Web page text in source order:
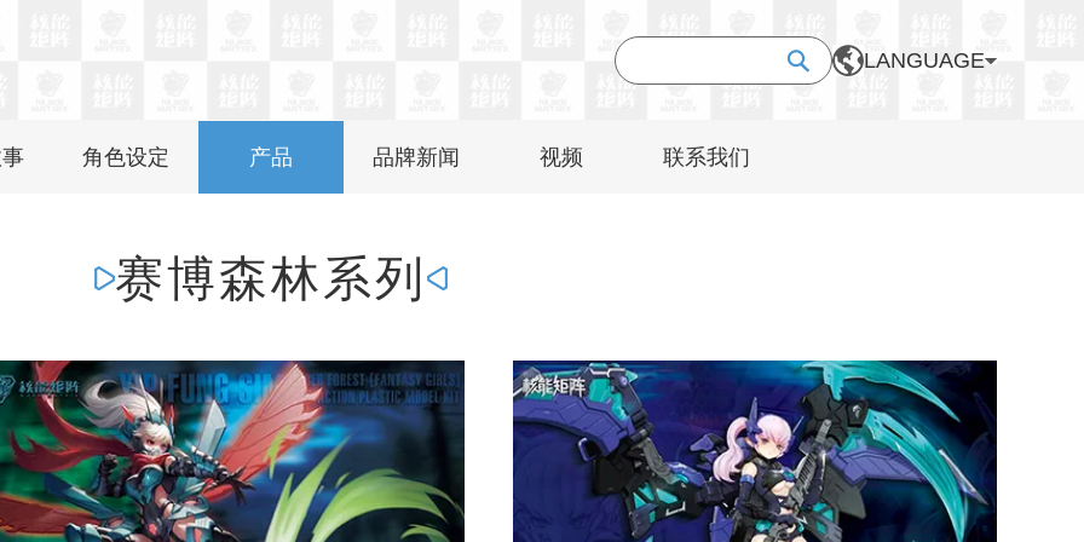
LANGUAGE
角色设定 产品 品牌新闻 视频 联系我们
赛博森林系列